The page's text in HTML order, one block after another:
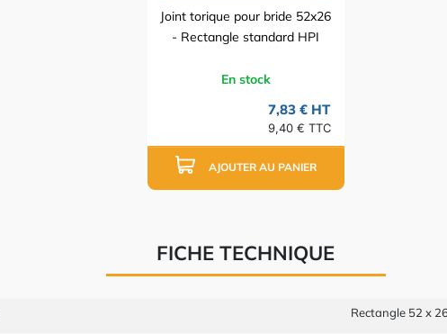
Joint torique pour bride 52x26
- Rectangle standard HPI
En stock
7,83 € HT
9,40 € TTC
AJOUTER AU PANIER
FICHE TECHNIQUE
Rectangle 52 x